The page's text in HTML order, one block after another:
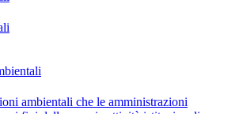
ambientali che le amministrazioni